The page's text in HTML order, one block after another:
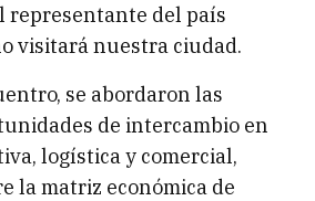
representante del país
visitará nuestra ciudad.
se abordaron las
de intercambio en
logística y comercial,
la matriz económica de